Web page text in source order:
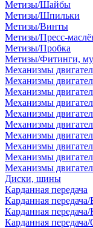
Метизы/Шайбы
Метизы/Шпильки
Метизы/Винты
Метизы/Пресс-
Метизы/Пробка
Метизы/Фитинги,
Механизмы
Механизмы
Механизмы
Механизмы
Механизмы
Механизмы
Механизмы
Механизмы
Механизмы
Механизмы
Диски, шины
Карданная передача
Карданная
Карданная
Карданная